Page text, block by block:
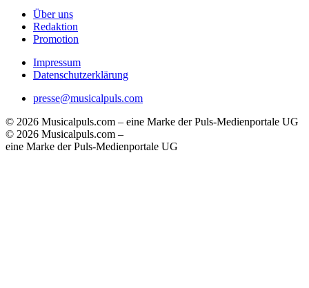
Über uns
Redaktion
Promotion
Impressum
Datenschutzerklärung
presse@musicalpuls.com
© 2026 Musicalpuls.com – eine Marke der Puls-Medienportale UG
© 2026 Musicalpuls.com –
eine Marke der Puls-Medienportale UG